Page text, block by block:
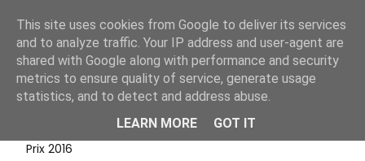
Melodi Grand Prix
Melodi Grand
Prix 2016
This site uses cookies from Google to deliver its services
and to analyze traffic. Your IP address and user-agent are
shared with Google along with performance and security
metrics to ensure quality of service, generate usage
statistics, and to detect and address abuse.
LEARN MORE
GOT IT